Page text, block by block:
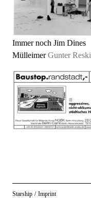
Immer noch Jim Dines
Mülleimer Gunter Reski
Starship / Imprint